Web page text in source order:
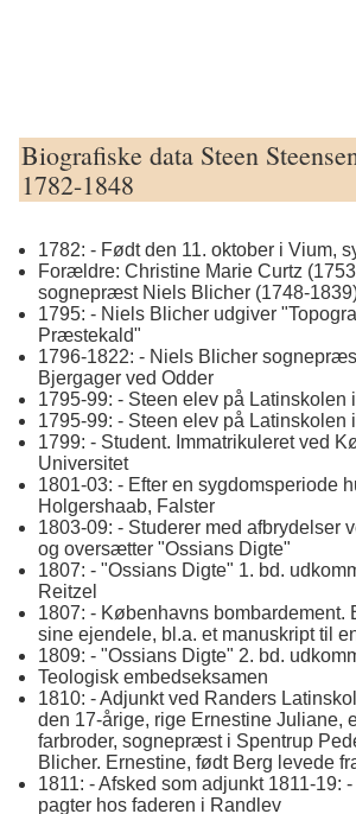
Biografiske data Steen
1782-1848
1782: - Født den 11. oktober i Vium,
Forældre: Christine Marie Curtz
sognepræst Niels Blicher (1748-
1795: - Niels Blicher udgiver
Præstekald"
1796-1822: - Niels Blicher
Bjergager ved Odder
1795-99: - Steen elev på Latinskolen
1795-99: - Steen elev på Latinskolen
1799: - Student. Immatrikuleret ved
Universitet
1801-03: - Efter en sygdomsperiode
Holgershaab, Falster
1803-09: - Studerer med afbrydelser
og oversætter "Ossians Digte"
1807: - "Ossians Digte" 1. bd.
Reitzel
1807: - Københavns bombardement.
sine ejendele, bl.a. et manuskript til
1809: - "Ossians Digte" 2. bd.
Teologisk embedseksamen
1810: - Adjunkt ved Randers
den 17-årige, rige Ernestine Juliane,
farbroder, sognepræst i Spentrup
Blicher. Ernestine, født Berg levede
1811: - Afsked som adjunkt 1811-19:
pagter hos faderen i Randlev